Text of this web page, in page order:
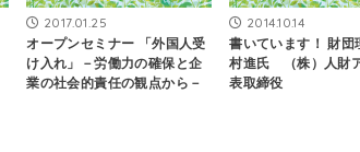
2017.01.25
オープンセミナー 「外国人受
け入れ」－労働力の確保と企
業の社会的責任の観点から－
2014.10.14
書いています！ 財
村進氏 （株）人財
表取締役